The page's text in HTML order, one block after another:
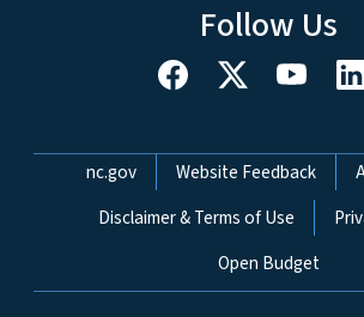
Follow Us
Network Menu
nc.gov Website Feedback
Disclaimer & Terms of Use
Open Budget